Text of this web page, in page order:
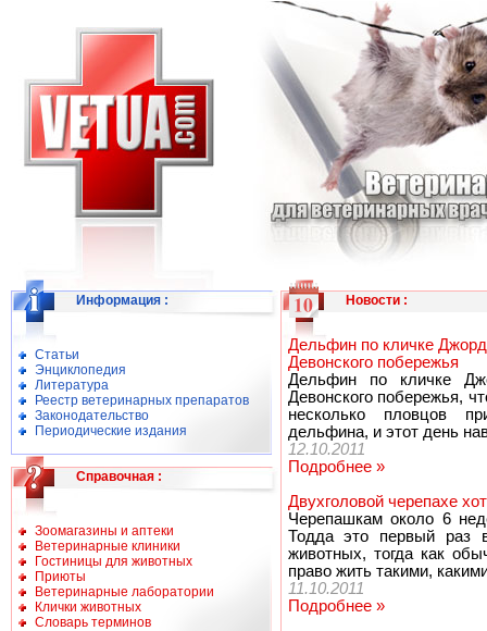
Информация :
Статьи
Энциклопедия
Литература
Реестр ветеринарных препаратов
Законодательство
Периодические издания
Справочная :
Зоомагазины и аптеки
Ветеринарные клиники
Гостиницы для животных
Приюты
Ветеринарные лаборатории
Клички животных
Словарь терминов
Новости:
Дельфин по кличке
Девонского побережья
Дельфин по кличке
Девонского побережья,
несколько пловцов
дельфина, и этот день
12.10.2011
Подробнее »
Двухголовой черепахе
Черепашкам около 6
Тодда это первый раз
животных, тогда как
право жить такими,
11.10.2011
Подробнее »